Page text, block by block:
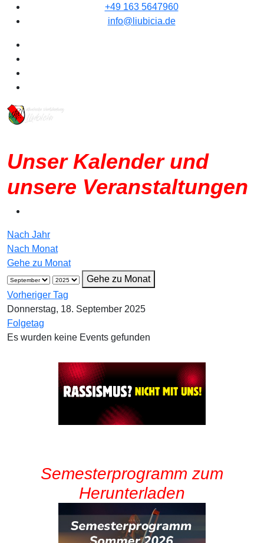
+49 163 5647960
info@liubicia.de
Unser Kalender und
unsere Veranstaltungen
Nach Jahr
Nach Monat
Gehe zu Monat
Gehe zu Monat
Vorheriger Tag
Donnerstag, 18. September 2025
Folgetag
Es wurden keine Events gefunden
Semesterprogramm zum
Herunterladen